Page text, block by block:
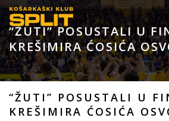
“ŽUTI” POSUSTALI U
KREŠIMIRA ĆOSIĆA
“ŽUTI” POSUSTALI U
KREŠIMIRA ĆOSIĆA